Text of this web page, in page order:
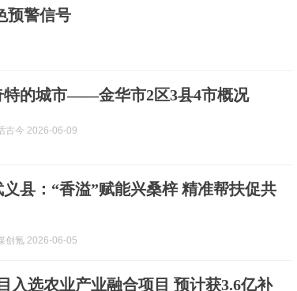
预警信号
特的城市——金华市2区3县4市概况
古今 2026-06-09
县：“香溢”赋能兴桑梓 精准帮扶促共
创氪 2026-06-05
入选农业产业融合项目 预计获3.6亿补